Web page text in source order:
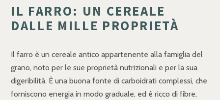
IL FARRO: UN CEREALE
DALLE MILLE PROPRIETÀ
Il farro è un cereale antico appartenente alla famiglia del
grano, noto per le sue proprietà nutrizionali e per la sua
digeribilità. È una buona fonte di carboidrati complessi, che
forniscono energia in modo graduale, ed è ricco di fibre,